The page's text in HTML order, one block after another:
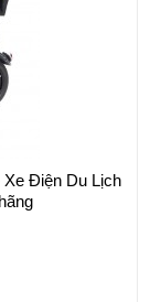
Điện Du Lịch